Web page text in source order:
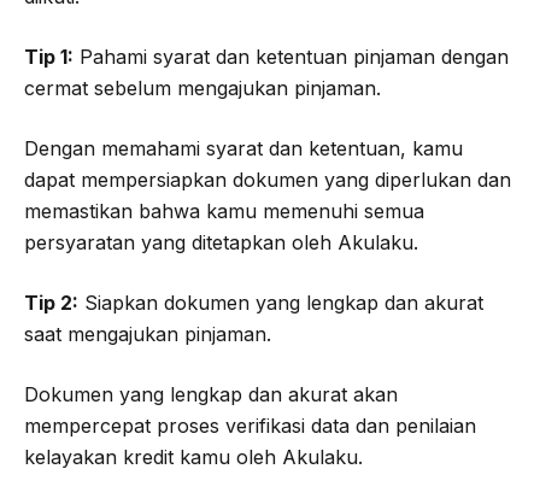
Tip 1: Pahami syarat dan ketentuan pinjaman dengan
cermat sebelum mengajukan pinjaman.
Dengan memahami syarat dan ketentuan, kamu
dapat mempersiapkan dokumen yang diperlukan dan
memastikan bahwa kamu memenuhi semua
persyaratan yang ditetapkan oleh Akulaku.
Tip 2: Siapkan dokumen yang lengkap dan akurat
saat mengajukan pinjaman.
Dokumen yang lengkap dan akurat akan
mempercepat proses verifikasi data dan penilaian
kelayakan kredit kamu oleh Akulaku.